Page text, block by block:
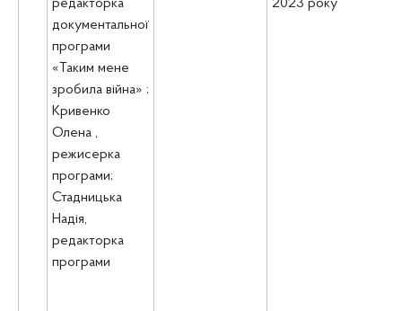
редакторка
документальної
програми
«Таким мене
зробила війна» ;
Кривенко
Олена ,
режисерка
програми;
Стадницька
Надія,
редакторка
програми
2023 року